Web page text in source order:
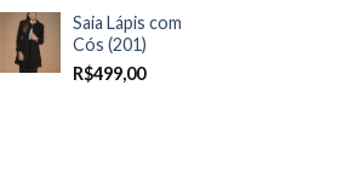
Saia Lápis com
Cós (201)
R$499,00